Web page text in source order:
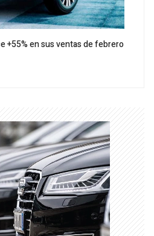
+55% en sus ventas de febrero